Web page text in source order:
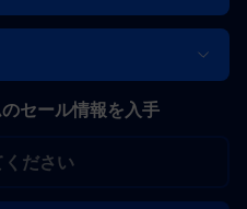
セール情報を入手